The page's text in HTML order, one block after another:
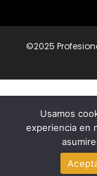
©2025
Usamos
experiencia en